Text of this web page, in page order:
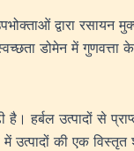
द्वारा रसायन
डोमेन में गुणवत्ता
हर्बल उत्पादों से
उत्पादों की एक